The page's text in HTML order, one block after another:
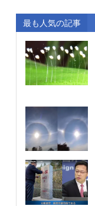
最も人気の記事